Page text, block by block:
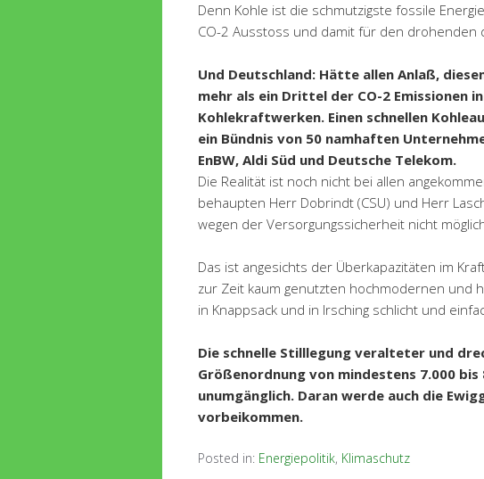
Denn Kohle ist die schmutzigste fossile
CO-2 Ausstoss und damit für den drohenden
Und Deutschland: Hätte allen Anlaß,
mehr als ein Drittel der CO-2 Emissionen
Kohlekraftwerken. Einen schnellen
ein Bündnis von 50 namhaften
EnBW, Aldi Süd und Deutsche Telekom.
Die Realität ist noch nicht bei allen
behaupten Herr Dobrindt (CSU) und Herr
wegen der Versorgungssicherheit nicht
Das ist angesichts der Überkapazitäten im
zur Zeit kaum genutzten hochmodernen und
in Knappsack und in Irsching schlicht und
Die schnelle Stilllegung veralteter und
Größenordnung von mindestens 7.000
unumgänglich. Daran werde auch die
vorbeikommen.
Posted in: Energiepolitik, Klimaschutz